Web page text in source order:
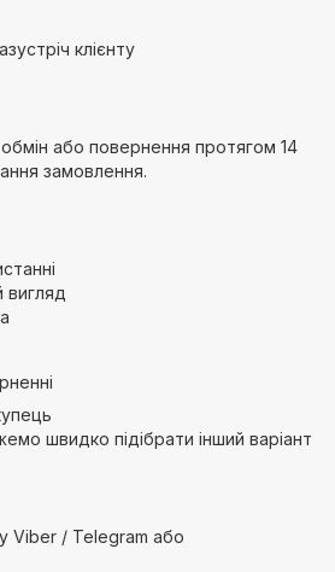
клієнту
або повернення протягом 14
замовлення.
вигляд
швидко підібрати інший варіант
Viber / Telegram або